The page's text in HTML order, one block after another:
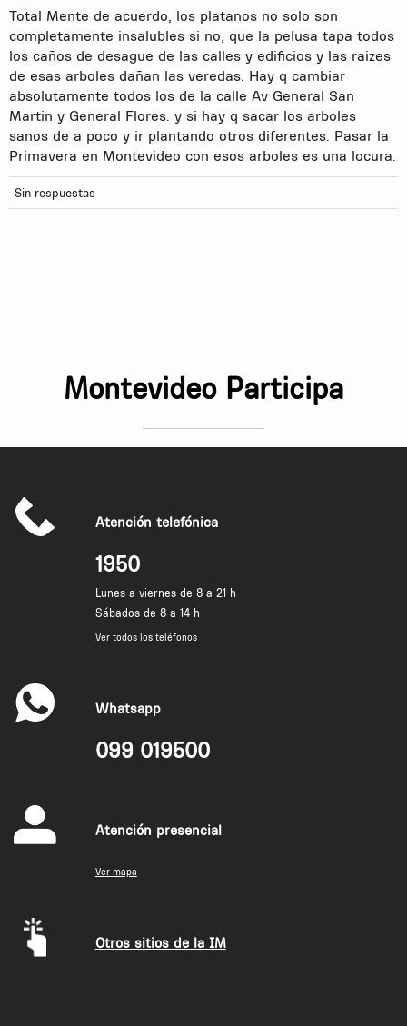
Total Mente de acuerdo, los platanos no solo son
completamente insalubles si no, que la pelusa tapa todos
los caños de desague de las calles y edificios y las raizes
de esas arboles dañan las veredas. Hay q cambiar
absolutamente todos los de la calle Av General San
Martin y General Flores. y si hay q sacar los arboles
sanos de a poco y ir plantando otros diferentes. Pasar la
Primavera en Montevideo con esos arboles es una locura.
Sin respuestas
Montevideo Participa
Atención telefónica
1950
Lunes a viernes de 8 a 21 h
Sábados de 8 a 14 h
Ver todos los teléfonos
Whatsapp
099 019500
Atención presencial
Ver mapa
Otros sitios de la IM